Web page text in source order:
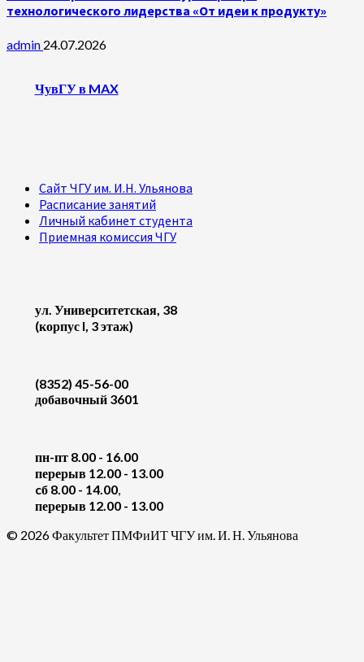
технологического лидерства «От идеи к продукту»
admin 24.07.2026
ЧувГУ в MAX
Сайт ЧГУ им. И.Н. Ульянова
Расписание занятий
Личный кабинет студента
Приемная комиссия ЧГУ
ул. Университетская, 38
(корпус I, 3 этаж)
(8352) 45-56-00
добавочный 3601
пн-пт 8.00 - 16.00
перерыв 12.00 - 13.00
cб 8.00 - 14.00,
перерыв 12.00 - 13.00
© 2026 Факультет ПМФиИТ ЧГУ им. И. Н. Ульянова